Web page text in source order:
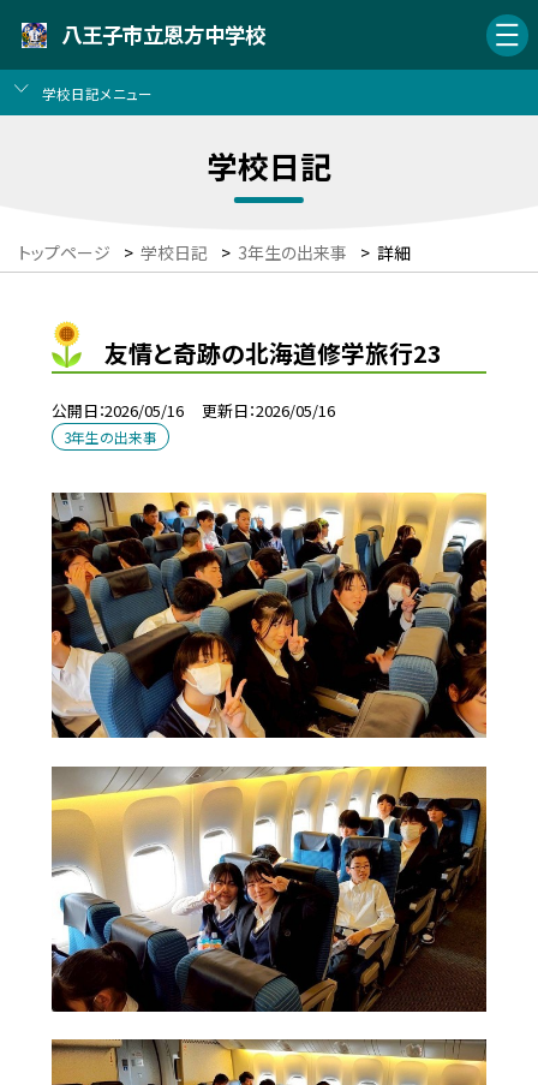
八王子市立恩方中学校
学校日記メニュー
学校日記
トップページ > 学校日記 > 3年生の出来事 > 詳細
友情と奇跡の北海道修学旅行23
公開日 2026/05/16 更新日 2026/05/16
3年生の出来事